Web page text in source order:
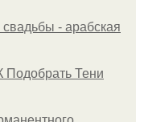
- арабская
Подобрать Тени